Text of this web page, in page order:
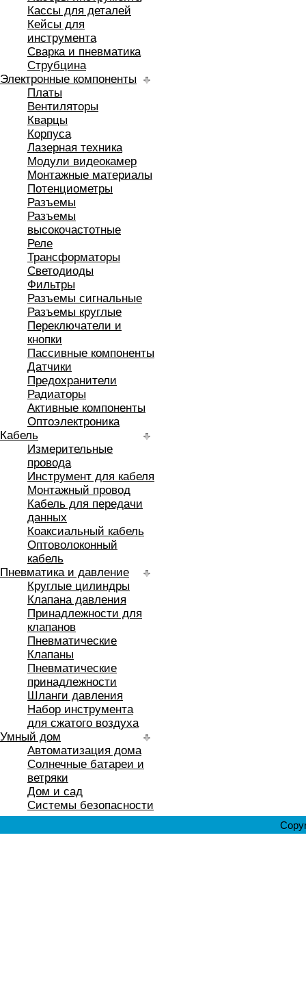
Кассы для деталей
Кейсы для
инструмента
Сварка и пневматика
Струбцина
Электронные компоненты
Платы
Вентиляторы
Кварцы
Корпуса
Лазерная техника
Модули видеокамер
Монтажные материалы
Потенциометры
Разъемы
Разъемы
высокочастотные
Реле
Трансформаторы
Светодиоды
Фильтры
Разъемы сигнальные
Разъемы круглые
Переключатели и
кнопки
Пассивные компоненты
Датчики
Предохранители
Радиаторы
Активные компоненты
Оптоэлектроника
Кабель
Измерительные
провода
Инструмент для кабеля
Монтажный провод
Кабель для передачи
данных
Коаксиальный кабель
Оптоволоконный
кабель
Пневматика и давление
Круглые цилиндры
Клапана давления
Принадлежности для
клапанов
Пневматические
Клапаны
Пневматические
принадлежности
Шланги давления
Набор инструмента
для сжатого воздуха
Умный дом
Автоматизация дома
Солнечные батареи и
ветряки
Дом и сад
Системы безопасности